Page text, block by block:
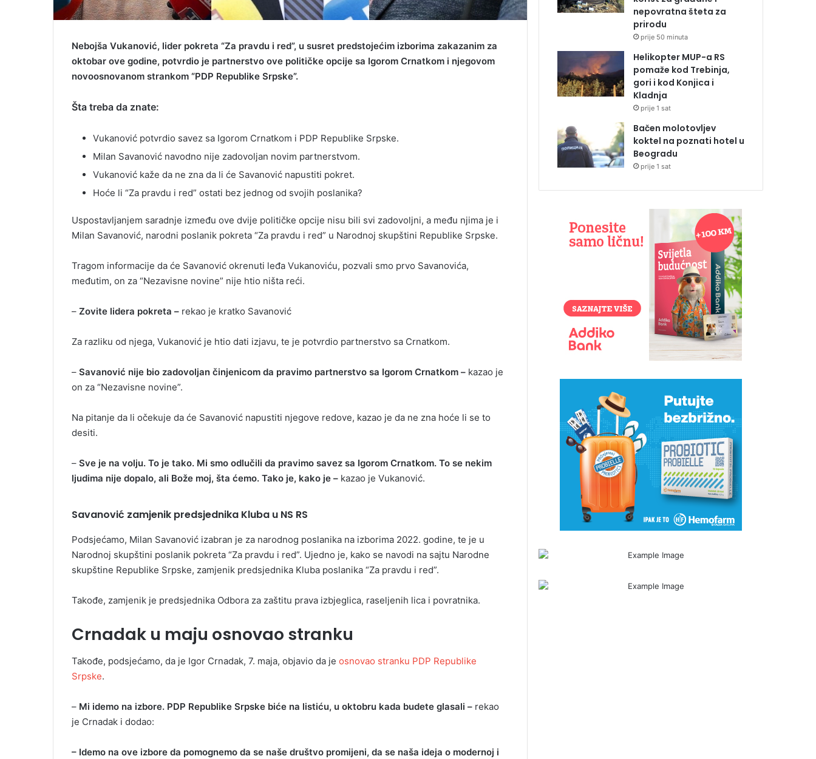
Nebojša Vukanović, lider pokreta “Za pravdu i red”, u susret predstojećim izborima zakazanim za
oktobar ove godine, potvrdio je partnerstvo ove političke opcije sa Igorom Crnatkom i njegovom
novoosnovanom strankom “PDP Republike Srpske”.
Šta treba da znate:
Vukanović potvrdio savez sa Igorom Crnatkom i PDP Republike Srpske.
Milan Savanović navodno nije zadovoljan novim partnerstvom.
Vukanović kaže da ne zna da li će Savanović napustiti pokret.
Hoće li “Za pravdu i red” ostati bez jednog od svojih poslanika?
Uspostavljanjem saradnje između ove dvije političke opcije nisu bili svi zadovoljni, a među njima je i
Milan Savanović, narodni poslanik pokreta “Za pravdu i red” u Narodnoj skupštini Republike Srpske.
Tragom informacije da će Savanović okrenuti leđa Vukanoviću, pozvali smo prvo Savanovića,
međutim, on za “Nezavisne novine” nije htio ništa reći.
– Zovite lidera pokreta – rekao je kratko Savanović
Za razliku od njega, Vukanović je htio dati izjavu, te je potvrdio partnerstvo sa Crnatkom.
– Savanović nije bio zadovoljan činjenicom da pravimo partnerstvo sa Igorom Crnatkom – kazao je
on za “Nezavisne novine”.
Na pitanje da li očekuje da će Savanović napustiti njegove redove, kazao je da ne zna hoće li se to
desiti.
– Sve je na volju. To je tako. Mi smo odlučili da pravimo savez sa Igorom Crnatkom. To se nekim
ljudima nije dopalo, ali Bože moj, šta ćemo. Tako je, kako je – kazao je Vukanović.
Savanović zamjenik predsjednika Kluba u NS RS
Podsjećamo, Milan Savanović izabran je za narodnog poslanika na izborima 2022. godine, te je u
Narodnoj skupštini poslanik pokreta “Za pravdu i red”. Ujedno je, kako se navodi na sajtu Narodne
skupštine Republike Srpske, zamjenik predsjednika Kluba poslanika “Za pravdu i red”.
Takođe, zamjenik je predsjednika Odbora za zaštitu prava izbjeglica, raseljenih lica i povratnika.
Crnadak u maju osnovao stranku
Takođe, podsjećamo, da je Igor Crnadak, 7. maja, objavio da je osnovao stranku PDP Republike
Srpske.
– Mi idemo na izbore. PDP Republike Srpske biće na listiću, u oktobru kada budete glasali – rekao
je Crnadak i dodao:
– Idemo na ove izbore da pomognemo da se naše društvo promijeni, da se naša ideja o modernoj i
nepovratna šteta za
prirodu
prije 50 minuta
Helikopter MUP-a RS
pomaže kod Trebinja,
gori i kod Konjica i
Kladnja
prije 1 sat
Bačen molotovljev
koktel na poznati hotel u
Beogradu
prije 1 sat